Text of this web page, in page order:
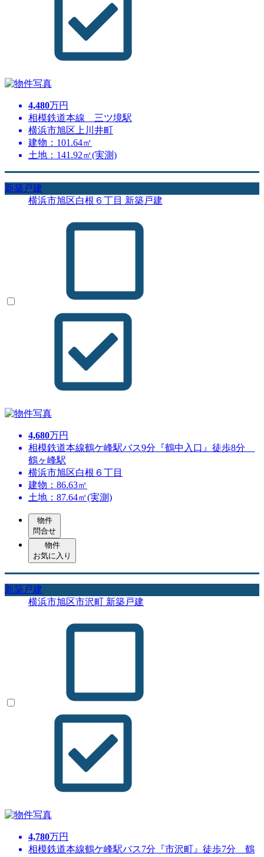
4,480万円
相模鉄道本線 三ツ境駅
横浜市旭区上川井町
建物：101.64㎡
土地：141.92㎡(実測)
新築戸建
横浜市旭区白根６丁目 新築戸建
4,680万円
相模鉄道本線鶴ケ峰駅バス9分『鶴中入口』徒歩8分
鶴ヶ峰駅
横浜市旭区白根６丁目
建物：86.63㎡
土地：87.64㎡(実測)
物件
問合せ
物件
お気に入り
新築戸建
横浜市旭区市沢町 新築戸建
4,780万円
相模鉄道本線鶴ケ峰駅バス7分『市沢町』徒歩7分 鶴